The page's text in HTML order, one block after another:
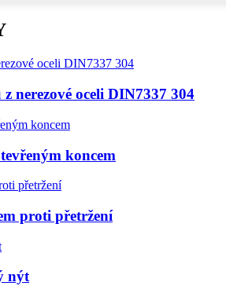
nerezové oceli DIN7337 304
koncem
proti přetržení
nýt